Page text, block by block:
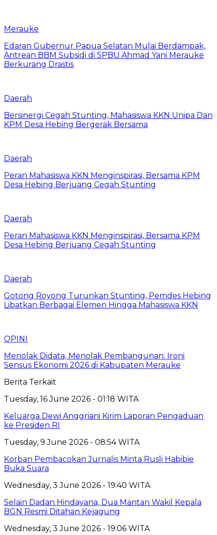
Merauke
Edaran Gubernur Papua Selatan Mulai Berdampak,
Antrean BBM Subsidi di SPBU Ahmad Yani Merauke
Berkurang Drastis
Daerah
Bersinergi Cegah Stunting, Mahasiswa KKN Unipa Dan
KPM Desa Hebing Bergerak Bersama
Daerah
Peran Mahasiswa KKN Menginspirasi, Bersama KPM
Desa Hebing Berjuang Cegah Stunting
Daerah
Peran Mahasiswa KKN Menginspirasi, Bersama KPM
Desa Hebing Berjuang Cegah Stunting
Daerah
Gotong Royong Turunkan Stunting, Pemdes Hebing
Libatkan Berbagai Elemen Hingga Mahasiswa KKN
OPINI
Menolak Didata, Menolak Pembangunan: Ironi
Sensus Ekonomi 2026 di Kabupaten Merauke
Berita Terkait
Tuesday, 16 June 2026 - 01:18 WITA
Keluarga Dewi Anggriani Kirim Laporan Pengaduan
ke Presiden RI
Tuesday, 9 June 2026 - 08:54 WITA
Korban Pembacokan Jurnalis Minta Rusli Habibie
Buka Suara
Wednesday, 3 June 2026 - 19:40 WITA
Selain Dadan Hindayana, Dua Mantan Wakil Kepala
BGN Resmi Ditahan Kejagung
Wednesday, 3 June 2026 - 19:06 WITA